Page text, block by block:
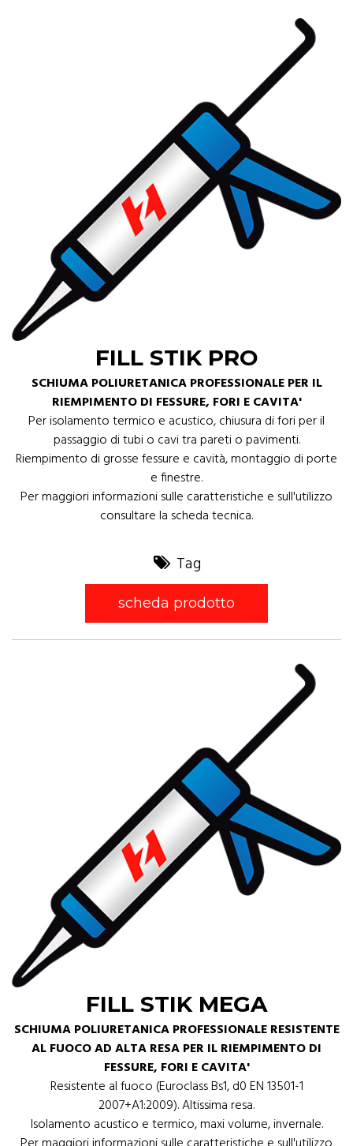
FILL STIK PRO
SCHIUMA POLIURETANICA PROFESSIONALE PER IL
RIEMPIMENTO DI FESSURE, FORI E CAVITA'
Per isolamento termico e acustico, chiusura di fori per il
passaggio di tubi o cavi tra pareti o pavimenti.
Riempimento di grosse fessure e cavità, montaggio di porte
e finestre.
Per maggiori informazioni sulle caratteristiche e sull'utilizzo
consultare la scheda tecnica.
Tag
scheda prodotto
FILL STIK MEGA
SCHIUMA POLIURETANICA PROFESSIONALE RESISTENTE
AL FUOCO AD ALTA RESA PER IL RIEMPIMENTO DI
FESSURE, FORI E CAVITA'
Resistente al fuoco (Euroclass Bs1, d0 EN 13501-1
2007+A1:2009). Altissima resa.
Isolamento acustico e termico, maxi volume, invernale.